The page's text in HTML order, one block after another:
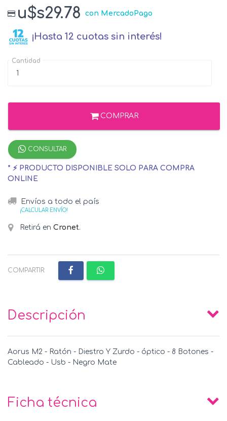
u$s29.78 con MercadoPago
¡Hasta 12 cuotas sin interés!
Cantidad
COMPRAR
CONSULTAR
* ⚡ PRODUCTO DISPONIBLE SOLO PARA COMPRA
ONLINE
Envíos a todo el país
¡CALCULAR ENVÍO!
Retirá en Cronet.
COMPARTIR:
Descripción
Aorus M2 - Ratón - Diestro Y Zurdo - óptico - 8 Botones -
Cableado - Usb - Negro Mate
Ficha técnica